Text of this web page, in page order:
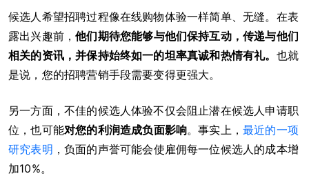
候选人希望招聘过程像在线购物体验一样简单、无缝。在表
露出兴趣前，他们期待您能够与他们保持互动，传递与他们
相关的资讯，并保持始终如一的坦率真诚和热情有礼。 也就
是说，您的招聘营销手段需要变得更强大。
另一方面，不佳的候选人体验不仅会阻止潜在候选人申请职
位，也可能对您的利润造成负面影响。事实上，最近的一项
研究表明 ，负面的声誉可能会使雇佣每一位候选人的成本增
加10%。